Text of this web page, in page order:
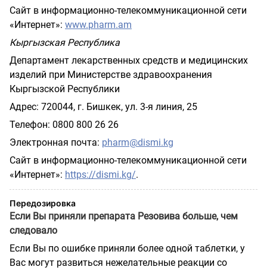
Сайт в информационно-телекоммуникационной сети
«Интернет»: www.pharm.am
Кыргызская Республика
Департамент лекарственных средств и медицинских
изделий при Министерстве здравоохранения
Кыргызской Республики
Адрес: 720044, г. Бишкек, ул. 3-я линия, 25
Телефон: 0800 800 26 26
Электронная почта: pharm@dismi.kg
Сайт в информационно-телекоммуникационной сети
«Интернет»: https://dismi.kg/.
Передозировка
Если Вы приняли препарата Резовива больше, чем
следовало
Если Вы по ошибке приняли более одной таблетки, у
Вас могут развиться нежелательные реакции со